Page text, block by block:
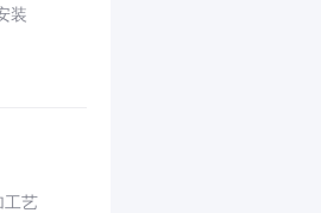
装
工艺